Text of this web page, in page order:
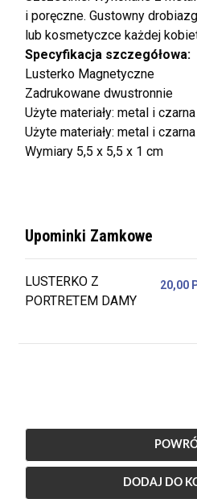
i poręczne. Gustowny
lub kosmetyczce każdej
Specyfikacja szczegółowa:
Lusterko Magnetyczne
Zadrukowane dwustronnie
Użyte materiały: metal i
Użyte materiały: metal i
Wymiary 5,5 x 5,5 x 1 cm
Upominki Zamkowe
LUSTERKO Z
PORTRETEM DAMY
20,00
DODAJ DO